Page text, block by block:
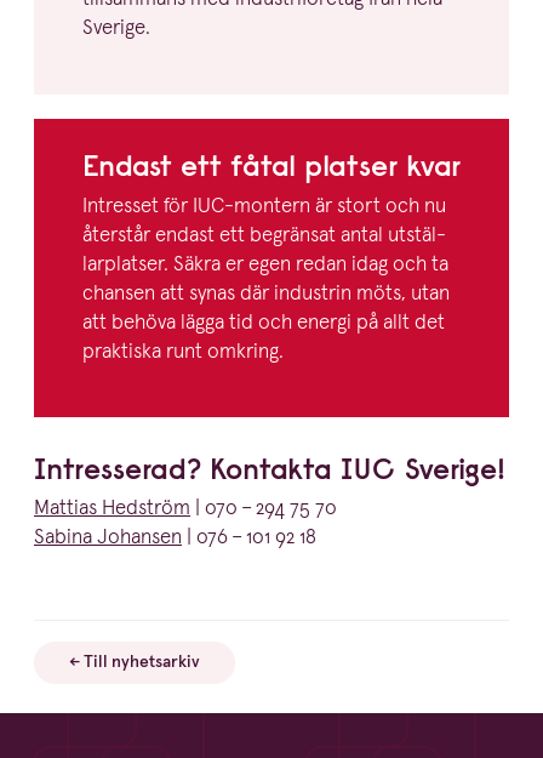
Sverige.
Endast ett fåtal platser kvar
Intresset för IUC-montern är stort och nu
återstår endast ett begränsat antal utstäl­
lar­platser. Säkra er egen redan idag och ta
chansen att synas där industrin möts, utan
att behöva lägga tid och energi på allt det
praktiska runt omkring.
Intresserad? Kontakta IUC Sverige!
Mattias Hedström 070 –294 75 70
Sabina Johansen
076 –101 92 18
← Till nyhetsarkiv